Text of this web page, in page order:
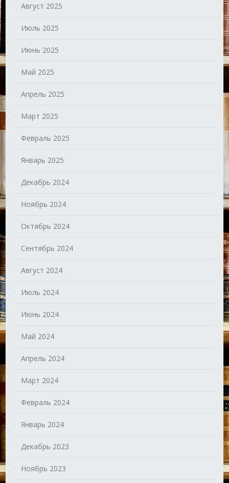
Август 2025
Июль 2025
Июнь 2025
Май 2025
Апрель 2025
Март 2025
Февраль 2025
Январь 2025
Декабрь 2024
Ноябрь 2024
Октябрь 2024
Сентябрь 2024
Август 2024
Июль 2024
Июнь 2024
Май 2024
Апрель 2024
Март 2024
Февраль 2024
Январь 2024
Декабрь 2023
Ноябрь 2023